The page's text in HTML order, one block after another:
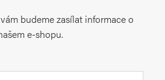
budeme zasílat informace o
e-shopu.